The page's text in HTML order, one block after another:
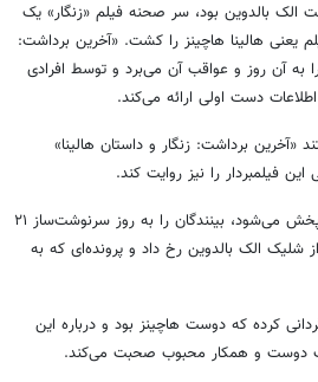
دست الک بالدوین بود، سر صحنه فیلم «زنگار» یک
یعنی هالینا هاچینز را کشت. «آخرین برداشت:
را به آن روز و عواقب آن می‌برد و توسط افرادی
دست اولی ارائه می‌کند.
«آخرین برداشت: زنگار و داستان هالینا»
فیلمبردار را نیز روایت کند.
این مستند که از شبکه «هولو» پخش می‌شود، بینندگان را به روز سرنوشت‌ساز ۲۱
پس از شلیک الک بالدوین رخ داد و پرونده‌ای که به
کرده که دوست هاچینز بود و درباره این
دوست و همکار محبوب صحبت می‌کند.